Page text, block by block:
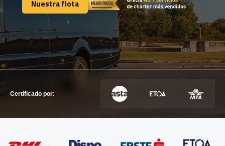
RECORRIDAS Show dropdown
Nuestra flota
Nuestra flota
Certificado por: